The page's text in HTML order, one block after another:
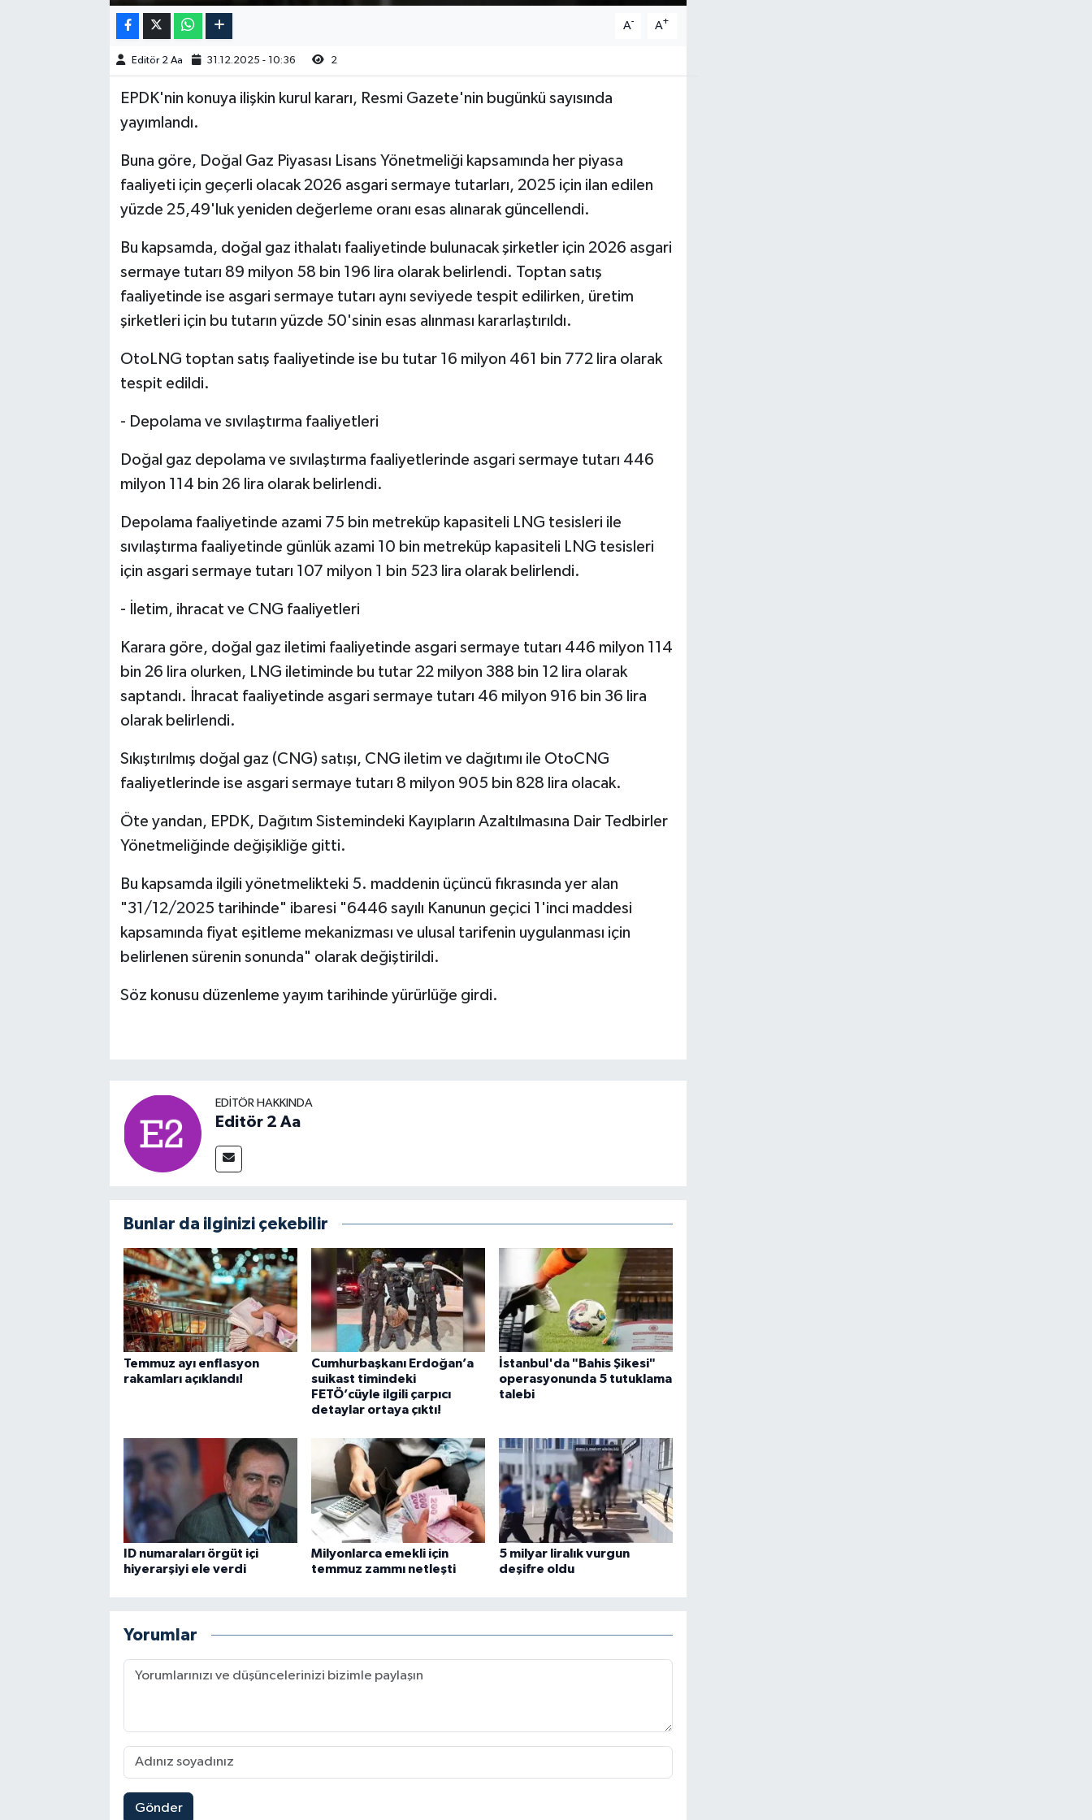
A- A+
Editör 2 Aa 31.12.2025 - 10:36 2
EPDK'nin konuya ilişkin kurul kararı, Resmi Gazete'nin bugünkü sayısında
yayımlandı.
Buna göre, Doğal Gaz Piyasası Lisans Yönetmeliği kapsamında her piyasa
faaliyeti için geçerli olacak 2026 asgari sermaye tutarları, 2025 için ilan edilen
yüzde 25,49'luk yeniden değerleme oranı esas alınarak güncellendi.
Bu kapsamda, doğal gaz ithalatı faaliyetinde bulunacak şirketler için 2026 asgari
sermaye tutarı 89 milyon 58 bin 196 lira olarak belirlendi. Toptan satış
faaliyetinde ise asgari sermaye tutarı aynı seviyede tespit edilirken, üretim
şirketleri için bu tutarın yüzde 50'sinin esas alınması kararlaştırıldı.
OtoLNG toptan satış faaliyetinde ise bu tutar 16 milyon 461 bin 772 lira olarak
tespit edildi.
- Depolama ve sıvılaştırma faaliyetleri
Doğal gaz depolama ve sıvılaştırma faaliyetlerinde asgari sermaye tutarı 446
milyon 114 bin 26 lira olarak belirlendi.
Depolama faaliyetinde azami 75 bin metreküp kapasiteli LNG tesisleri ile
sıvılaştırma faaliyetinde günlük azami 10 bin metreküp kapasiteli LNG tesisleri
için asgari sermaye tutarı 107 milyon 1 bin 523 lira olarak belirlendi.
- İletim, ihracat ve CNG faaliyetleri
Karara göre, doğal gaz iletimi faaliyetinde asgari sermaye tutarı 446 milyon 114
bin 26 lira olurken, LNG iletiminde bu tutar 22 milyon 388 bin 12 lira olarak
saptandı. İhracat faaliyetinde asgari sermaye tutarı 46 milyon 916 bin 36 lira
olarak belirlendi.
Sıkıştırılmış doğal gaz (CNG) satışı, CNG iletim ve dağıtımı ile OtoCNG
faaliyetlerinde ise asgari sermaye tutarı 8 milyon 905 bin 828 lira olacak.
Öte yandan, EPDK, Dağıtım Sistemindeki Kayıpların Azaltılmasına Dair Tedbirler
Yönetmeliğinde değişikliğe gitti.
Bu kapsamda ilgili yönetmelikteki 5. maddenin üçüncü fıkrasında yer alan
"31/12/2025 tarihinde" ibaresi "6446 sayılı Kanunun geçici 1'inci maddesi
kapsamında fiyat eşitleme mekanizması ve ulusal tarifenin uygulanması için
belirlenen sürenin sonunda" olarak değiştirildi.
Söz konusu düzenleme yayım tarihinde yürürlüğe girdi.
EDITÖR HAKKINDA
Editör 2 Aa
Bunlar da ilginizi çekebilir
Temmuz ayı enflasyon
rakamları açıklandı!
Cumhurbaşkanı Erdoğan’a
suikast timindeki
FETÖ’cüyle ilgili çarpıcı
detaylar ortaya çıktı!
İstanbul'da "Bahis Şikesi"
operasyonunda 5 tutuklama
talebi
ID numaraları örgüt içi
hiyerarşiyi ele verdi
Milyonlarca emekli için
temmuz zammı netleşti
5 milyar liralık vurgun
deşifre oldu
Yorumlar
Gönder